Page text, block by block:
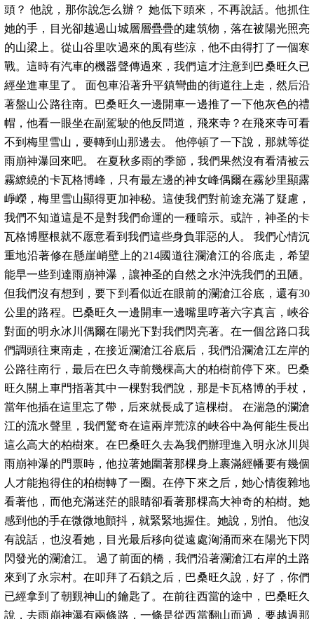
頭？ 他說，那你說怎么辦？ 她低下頭來，不再說話。他抓住
她的手，目光卻越過山城層層疊疊的建筑物，落在被陽光照亮
的山梁上。從山谷里吹過來的風有些涼，他不由得打了一個寒
戰。這時有汽車的機器聲傳過來，我們這才注意到巴桑旺久已
經坐進車里了。 面包車沿著升平鎮彎曲的街道往上走，然后沿
著盤山公路往南。巴桑旺久一邊開車一邊推了一下他灰色的禮
帽，他看一眼坐在副駕駛的他反問道，飛來寺？在飛來寺可看
不到梅里雪山，要轉到山那邊去。 他停頓了一下說，那就等從
雨崩神瀑回來吧。 在夏秋多雨的季節，我們果然沒有看清被云
霧繚繞的卡瓦格博峰，只有最左邊的神女峰偶爾在霧紗里顯露
崢嶸，梅里雪山顯得更加神秘。這使我們對前途充滿了疑慮，
我們不知道這是不是對我們命運的一種暗示。或許，神圣的卡
瓦格博壓根就不愿意看到我們這些身負罪惡的人。 我們心情沉
重地沿著修在懸崖峭壁上的214國道往瀾滄江的谷底走，希望
能早一些到達雨崩神瀑，讓神圣的自然之水沖洗我們的丑陋。
但我們沒有想到，要下到看似近在眼前的瀾滄江谷底，還有30
公里的路程。巴桑旺久一邊開車一邊嘴里哼著六字真言，峽谷
對面的明永冰川偶爾在陽光下對我們閃亮著。在一個岔路口我
們調頭往東南走，在接近瀾滄江谷底后，我們沿瀾滄江左岸的
公路往南行，最后在巴久寺前幾棵高大的柏樹前停下來。巴桑
旺久關上車門指著其中一棵對我們說，那是卡瓦格博的手杖，
當年他插在這里忘了帶，后來就長成了這棵樹。 在湍急的瀾滄
江的流水聲里，我們驚奇在這兩岸荒涼的峽谷中為何能生長出
這么高大的柏樹來。在巴桑旺久去為我們辦理進入明永冰川與
雨崩神瀑的門票時，他拉著她圍著那棵身上裹滿經幡要有幾個
人才能抱得住的柏樹轉了一圈。在停下來之后，她心情復雜地
看著他，而他充滿迷茫的眼睛卻看著那棵高大神奇的柏樹。她
感到他的手在微微地顫抖，就緊緊地握住。她說，別怕。 他沒
有說話，也沒看她，目光最后移向從遠處洶涌而來在陽光下閃
閃發光的瀾滄江。 過了前面的橋，我們沿著瀾滄江右岸的土路
來到了永宗村。在叩拜了石鎖之后，巴桑旺久說，好了，你們
已經拿到了朝覲神山的鑰匙了。在前往西當的途中，巴桑旺久
說，去雨崩神瀑有兩條路，一條是從西當翻山而過，要越過那